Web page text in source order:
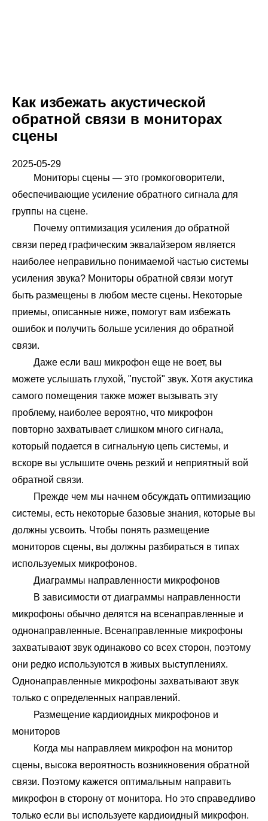
Как избежать акустической
обратной связи в мониторах
сцены
2025-05-29
Мониторы сцены — это громкоговорители,
обеспечивающие усиление обратного сигнала для
группы на сцене.
Почему оптимизация усиления до обратной
связи перед графическим эквалайзером является
наиболее неправильно понимаемой частью системы
усиления звука? Мониторы обратной связи могут
быть размещены в любом месте сцены. Некоторые
приемы, описанные ниже, помогут вам избежать
ошибок и получить больше усиления до обратной
связи.
Даже если ваш микрофон еще не воет, вы
можете услышать глухой, "пустой" звук. Хотя акустика
самого помещения также может вызывать эту
проблему, наиболее вероятно, что микрофон
повторно захватывает слишком много сигнала,
который подается в сигнальную цепь системы, и
вскоре вы услышите очень резкий и неприятный вой
обратной связи.
Прежде чем мы начнем обсуждать оптимизацию
системы, есть некоторые базовые знания, которые вы
должны усвоить. Чтобы понять размещение
мониторов сцены, вы должны разбираться в типах
используемых микрофонов.
Диаграммы направленности микрофонов
В зависимости от диаграммы направленности
микрофоны обычно делятся на всенаправленные и
однонаправленные. Всенаправленные микрофоны
захватывают звук одинаково со всех сторон, поэтому
они редко используются в живых выступлениях.
Однонаправленные микрофоны захватывают звук
только с определенных направлений.
Размещение кардиоидных микрофонов и
мониторов
Когда мы направляем микрофон на монитор
сцены, высока вероятность возникновения обратной
связи. Поэтому кажется оптимальным направить
микрофон в сторону от монитора. Но это справедливо
только если вы используете кардиоидный микрофон.